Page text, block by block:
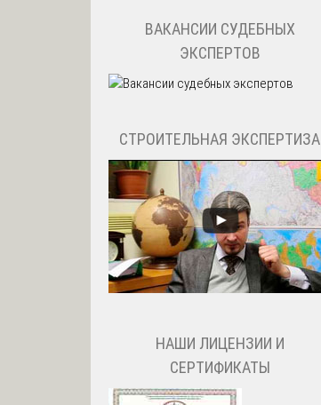
ВАКАНСИИ СУДЕБНЫХ
ЭКСПЕРТОВ
СТРОИТЕЛЬНАЯ ЭКСПЕРТИЗА
НАШИ ЛИЦЕНЗИИ И
СЕРТИФИКАТЫ